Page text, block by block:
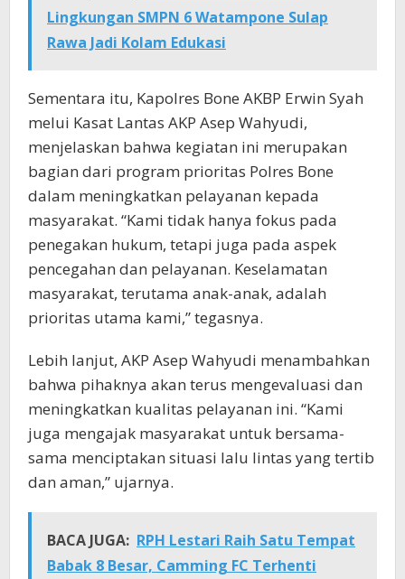
Lingkungan SMPN 6 Watampone Sulap
Rawa Jadi Kolam Edukasi
Sementara itu, Kapolres Bone AKBP Erwin Syah
melui Kasat Lantas AKP Asep Wahyudi,
menjelaskan bahwa kegiatan ini merupakan
bagian dari program prioritas Polres Bone
dalam meningkatkan pelayanan kepada
masyarakat. “Kami tidak hanya fokus pada
penegakan hukum, tetapi juga pada aspek
pencegahan dan pelayanan. Keselamatan
masyarakat, terutama anak-anak, adalah
prioritas utama kami,” tegasnya.
Lebih lanjut, AKP Asep Wahyudi menambahkan
bahwa pihaknya akan terus mengevaluasi dan
meningkatkan kualitas pelayanan ini. “Kami
juga mengajak masyarakat untuk bersama-
sama menciptakan situasi lalu lintas yang tertib
dan aman,” ujarnya.
BACA JUGA: RPH Lestari Raih Satu Tempat
Babak 8 Besar, Camming FC Terhenti